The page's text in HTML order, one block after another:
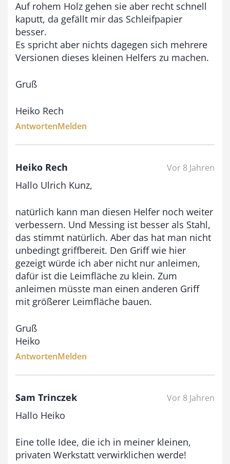
Auf rohem Holz gehen sie aber recht schnell
kaputt, da gefällt mir das Schleifpapier
besser.
Es spricht aber nichts dagegen sich mehrere
Versionen dieses kleinen Helfers zu machen.
Gruß
Heiko Rech
AntwortenMelden
Heiko Rech Vor 8 Jahren
Hallo Ulrich Kunz,
natürlich kann man diesen Helfer noch weiter
verbessern. Und Messing ist besser als Stahl,
das stimmt natürlich. Aber das hat man nicht
unbedingt griffbereit. Den Griff wie hier
gezeigt würde ich aber nicht nur anleimen,
dafür ist die Leimfläche zu klein. Zum
anleimen müsste man einen anderen Griff
mit größerer Leimfläche bauen.
Gruß
Heiko
AntwortenMelden
Sam Trinczek Vor 8 Jahren
Hallo Heiko
Eine tolle Idee, die ich in meiner kleinen,
privaten Werkstatt verwirklichen werde!